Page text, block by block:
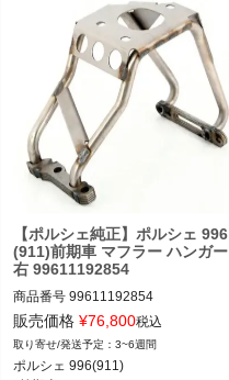
【ポルシェ純正】ポルシェ 996
(911)前期車 マフラー ハンガー
右 99611192854
商品番号 99611192854
ポルシェ 996(911) 97-02
*前期車
販売価格 ¥76,800税込
3~6週間
ポルシェ 996(911)